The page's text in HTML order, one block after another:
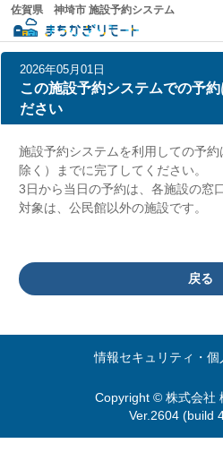
佐賀県 神埼市 施設予約システム
2026年05月01日
この施設予約システムでの予
ださい
施設予約システムを利用しての予
除く）までに完了してください。
3日から当日の予約は、各施設の窓
対象は、公民館以外の施設です。
戻る
情報セキュリティ・
Copyright © 株式会社
Ver.2604 (build